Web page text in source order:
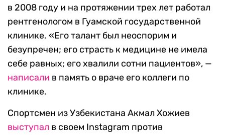
в 2008 году и на протяжении трех лет работал
рентгенологом в Гуамской государственной
клинике. «Его талант был неоспорим и
безупречен; его страсть к медицине не имела
себе равных; его хвалили сотни пациентов», —
написали в память о враче его коллеги по
клинике.
Спортсмен из Узбекистана Акмал Хожиев
выступал в своем Instagram против